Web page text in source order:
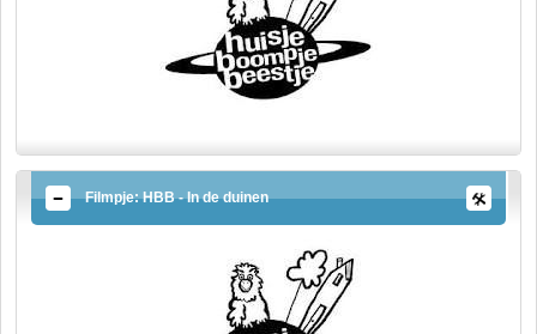
Filmpje: HBB - In de duinen